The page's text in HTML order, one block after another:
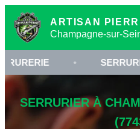
ARTISAN
Champagne-sur-
• SERRURIER
SERRURIER À